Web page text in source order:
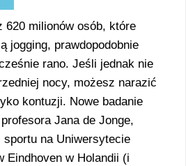
620 milionów osób, które
jogging, prawdopodobnie
rano. Jeśli jednak nie
nocy, możesz narazić
kontuzji. Nowe badanie
Jana de Jonge,
na Uniwersytecie
Eindhoven w Holandii (i